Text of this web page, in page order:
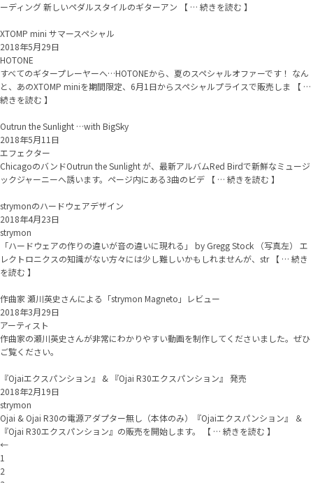
ーディング 新しいペダルスタイルのギターアン 【 … 続きを読む 】
XTOMP mini サマースペシャル
2018年5月29日
HOTONE
すべてのギタープレーヤーへ…HOTONEから、夏のスペシャルオファーです！ なん
と、あのXTOMP miniを期間限定、6月1日からスペシャルプライスで販売しま 【 …
続きを読む 】
Outrun the Sunlight …with BigSky
2018年5月11日
エフェクター
ChicagoのバンドOutrun the Sunlight が、最新アルバムRed Birdで新鮮なミュージ
ックジャーニーへ誘います。ページ内にある3曲のビデ 【 … 続きを読む 】
strymonのハードウェアデザイン
2018年4月23日
strymon
「ハードウェアの作りの違いが音の違いに現れる」 by Gregg Stock （写真左） エ
レクトロニクスの知識がない方々には少し難しいかもしれませんが、str 【 … 続き
を読む 】
作曲家 瀬川英史さんによる「strymon Magneto」レビュー
2018年3月29日
アーティスト
作曲家の瀬川英史さんが非常にわかりやすい動画を制作してくださいました。ぜひ
ご覧ください。
『Ojaiエクスパンション』 & 『Ojai R30エクスパンション』 発売
2018年2月19日
strymon
Ojai & Ojai R30の電源アダプター無し（本体のみ）『Ojaiエクスパンション』 ＆
『Ojai R30エクスパンション』の販売を開始します。 【 … 続きを読む 】
←
1
2